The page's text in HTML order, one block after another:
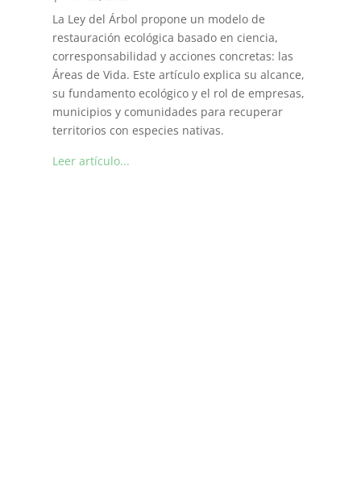
La Ley del Árbol propone un modelo de
restauración ecológica basado en ciencia,
corresponsabilidad y acciones concretas: las
Áreas de Vida. Este artículo explica su alcance,
su fundamento ecológico y el rol de empresas,
municipios y comunidades para recuperar
territorios con especies nativas.
Leer artículo...